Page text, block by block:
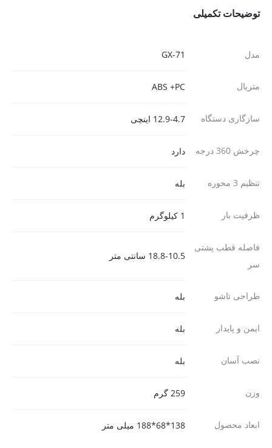
توضیحات تکمیلی
مدل GX-71
متریال ABS +PC
سازگاری دستگاه 12.9-4.7 اینچی
چرخش 360 درجه دارد
تنظیم 3 محوره بله
ظرفیت بار 1 کیلوگرم
فاصله قطب پشتی
سر
18.8-10.5 سانتی متر
طراحی تاشو بله
ایمن و پایدار بله
نصب آسان بله
وزن 259 گرم
ابعاد محصول 138*68*188 میلی متر